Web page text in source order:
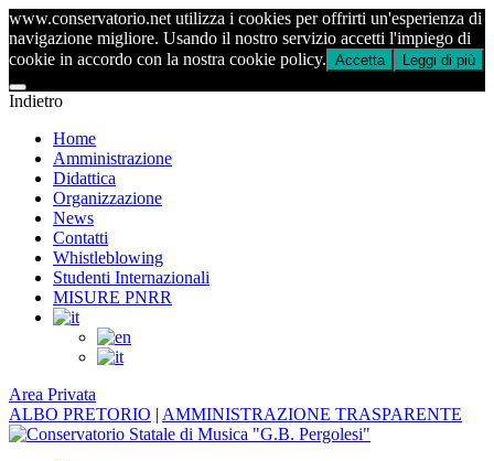
www.conservatorio.net utilizza i cookies per offrirti un'esperienza di
navigazione migliore. Usando il nostro servizio accetti l'impiego di
cookie in accordo con la nostra cookie policy. Accetta Leggi di più
Indietro
Home
Amministrazione
Didattica
Organizzazione
News
Contatti
Whistleblowing
Studenti Internazionali
MISURE PNRR
Area Privata
ALBO PRETORIO | AMMINISTRAZIONE TRASPARENTE